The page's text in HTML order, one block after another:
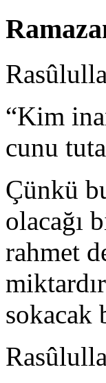
“Kim
cunu
Çünkü
olacağı
rahmet
sokacak